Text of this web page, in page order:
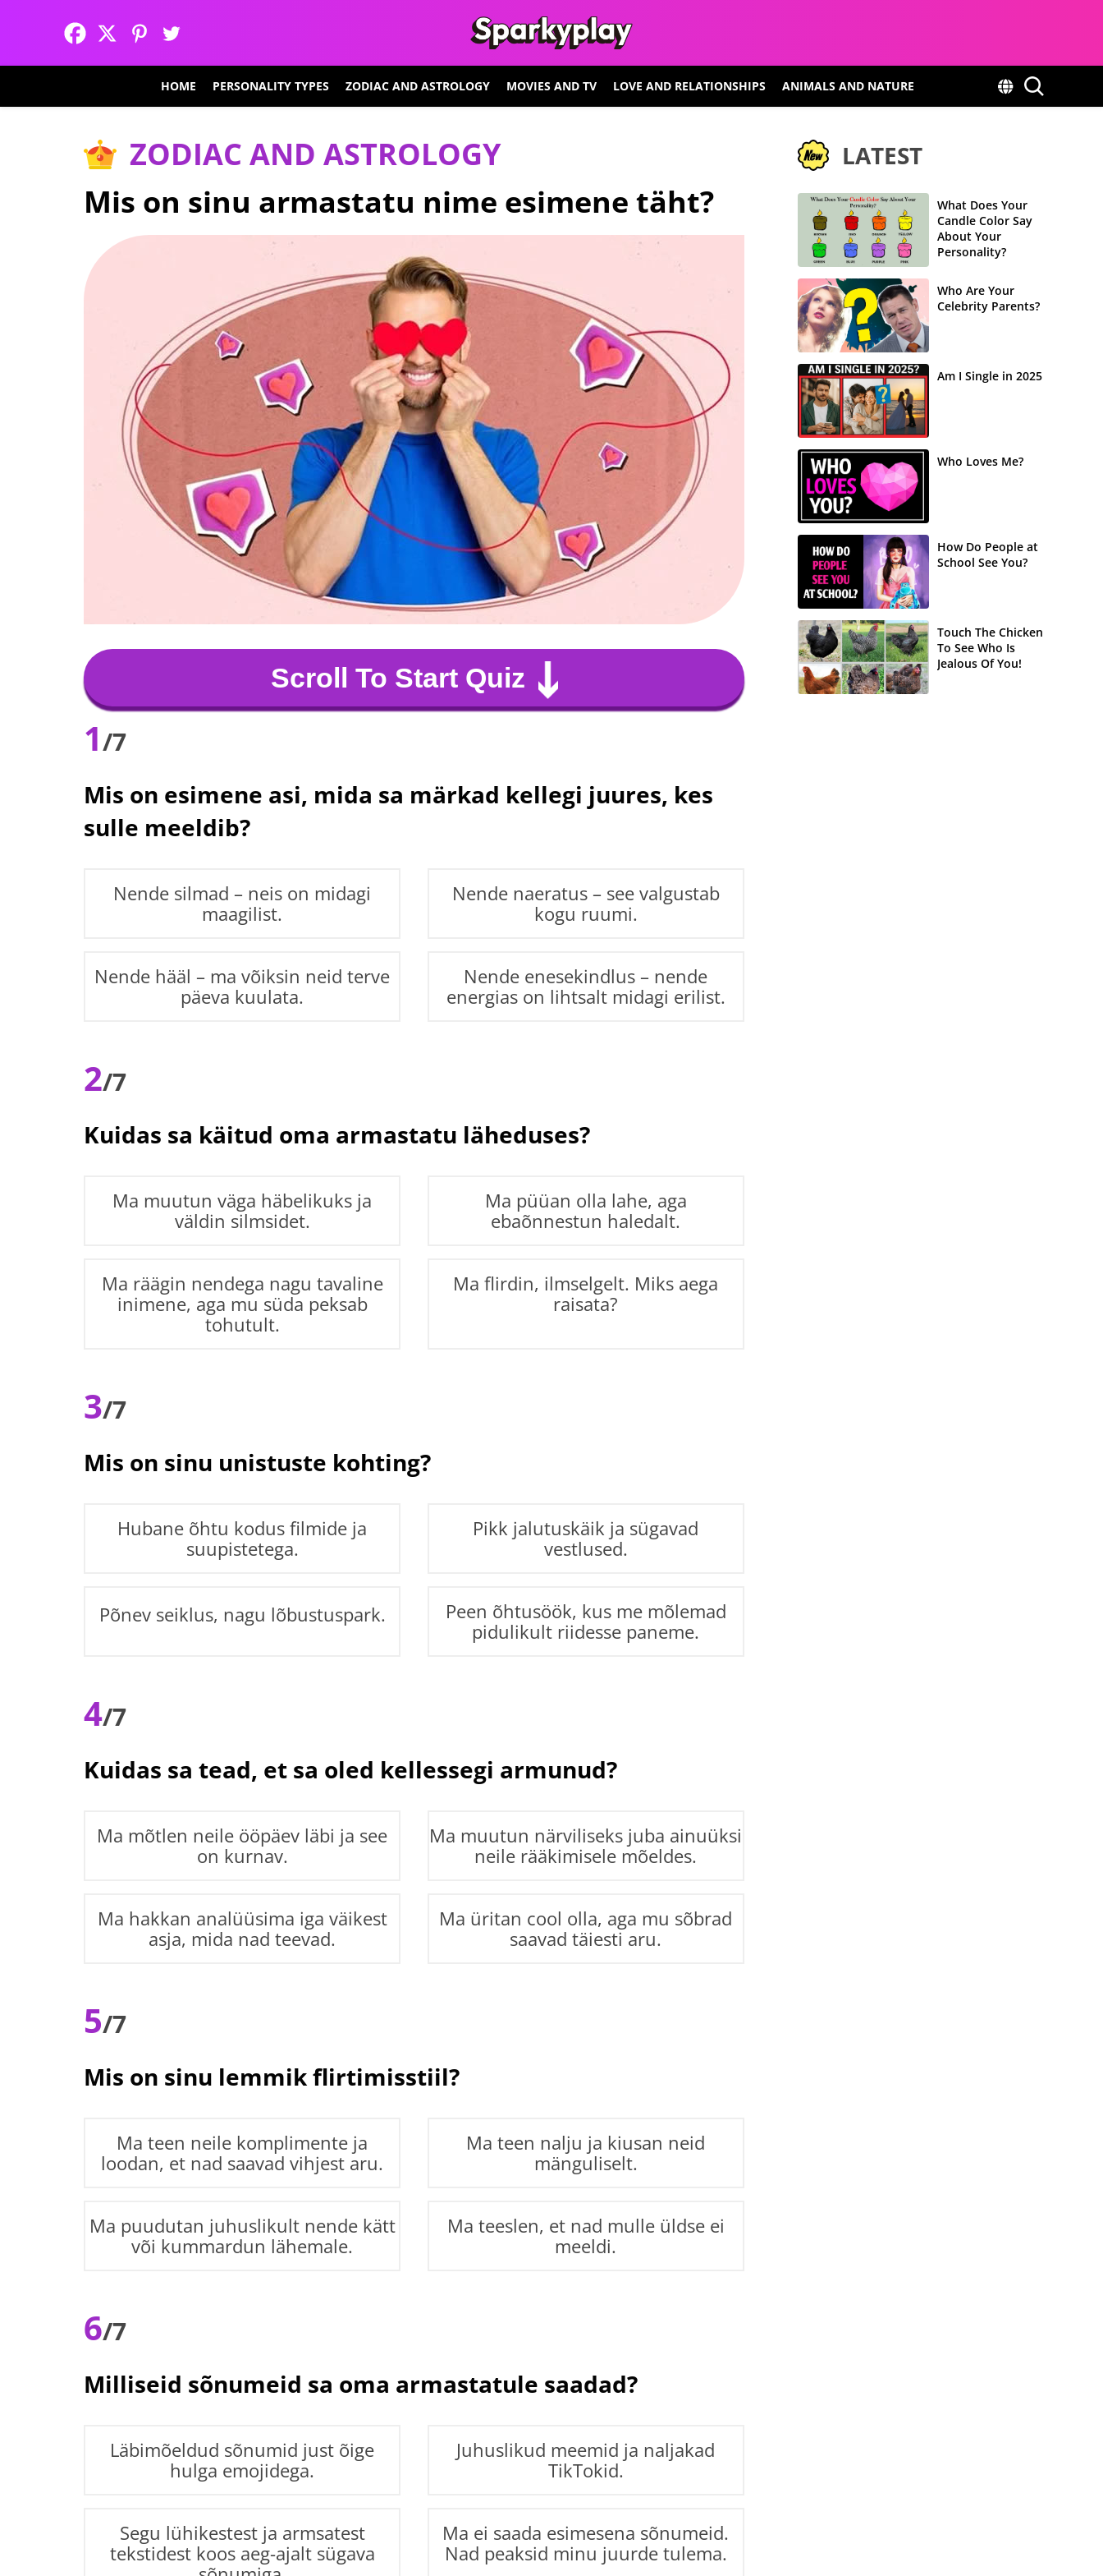
HOME PERSONALITY TYPES ZODIAC AND ASTROLOGY MOVIES AND TV LOVE AND RELATIONSHIPS ANIMALS AND NATURE
ZODIAC AND ASTROLOGY
Mis on sinu armastatu nime esimene täht?
Scroll To Start Quiz
1/7
Mis on esimene asi, mida sa märkad kellegi juures, kes
sulle meeldib?
Nende silmad – neis on midagi
maagilist.
Nende naeratus – see valgustab
kogu ruumi.
Nende hääl – ma võiksin neid terve
päeva kuulata.
Nende enesekindlus – nende
energias on lihtsalt midagi erilist.
2/7
Kuidas sa käitud oma armastatu läheduses?
Ma muutun väga häbelikuks ja
väldin silmsidet.
Ma püüan olla lahe, aga
ebaõnnestun haledalt.
Ma räägin nendega nagu tavaline
inimene, aga mu süda peksab
tohutult.
Ma flirdin, ilmselgelt. Miks aega
raisata?
3/7
Mis on sinu unistuste kohting?
Hubane õhtu kodus filmide ja
suupistetega.
Pikk jalutuskäik ja sügavad
vestlused.
Põnev seiklus, nagu lõbustuspark.
Peen õhtusöök, kus me mõlemad
pidulikult riidesse paneme.
4/7
Kuidas sa tead, et sa oled kellessegi armunud?
Ma mõtlen neile ööpäev läbi ja see
on kurnav.
Ma muutun närviliseks juba ainuüksi
neile rääkimisele mõeldes.
Ma hakkan analüüsima iga väikest
asja, mida nad teevad.
Ma üritan cool olla, aga mu sõbrad
saavad täiesti aru.
5/7
Mis on sinu lemmik flirtimisstiil?
Ma teen neile komplimente ja
loodan, et nad saavad vihjest aru.
Ma teen nalju ja kiusan neid
mänguliselt.
Ma puudutan juhuslikult nende kätt
või kummardun lähemale.
Ma teeslen, et nad mulle üldse ei
meeldi.
6/7
Milliseid sõnumeid sa oma armastatule saadad?
Läbimõeldud sõnumid just õige
hulga emojidega.
Juhuslikud meemid ja naljakad
TikTokid.
Segu lühikestest ja armsatest
tekstidest koos aeg-ajalt sügava
Ma ei saada esimesena sõnumeid.
Nad peaksid minu juurde tulema.
LATEST
What Does Your
Candle Color Say
About Your
Personality?
Who Are Your
Celebrity Parents?
Am I Single in 2025
Who Loves Me?
How Do People at
School See You?
Touch The Chicken
To See Who Is
Jealous Of You!